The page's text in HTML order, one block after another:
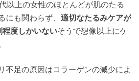
以上の女性のほとんどが肌のたる
にも関わらず、 適切なたるみケアが
度しかいないそうで想像以上にケ
不足の原因はコラーゲンの減少によ